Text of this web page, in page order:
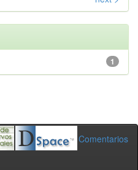
1
Comentarios